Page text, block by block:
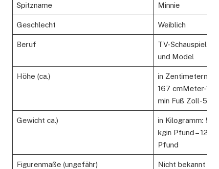
Spitzname Minnie
Geschlecht Weiblich
Beruf
TV-Schauspielerin
und Model
Höhe (ca.)
in Zentimetern:
167 cmMeter-
min Fuß Zoll-5’6 “
Gewicht ca.)
in Kilogramm: 55
kgin Pfund – 121
Pfund
Figurenmaße (ungefähr) Nicht bekannt